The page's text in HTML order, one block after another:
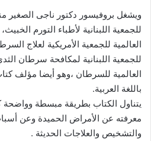
ويشغل بروفيسور دكتور ناجى
للجمعية اللبنانية لأطباء التورم
العالمية للجمعية الأمريكية لعلاج
للجمعية اللبنانية لمكافحة سرطان
العالمية للسرطان ،وهو أيضا مؤلف
باللغة العربية.
يتناول الكتاب بطريقة مبسطة وواضحة
معرفته عن الأمراض الحميدة وعن
والتشخيص والعلاجات الحديثة .